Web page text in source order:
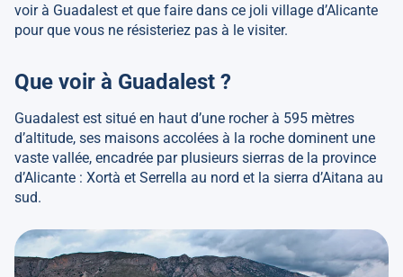
voir à Guadalest et que faire dans ce joli village d’Alicante
pour que vous ne résisteriez pas à le visiter.
Que voir à Guadalest ?
Guadalest est situé en haut d’une rocher à 595 mètres
d’altitude, ses maisons accolées à la roche dominent une
vaste vallée, encadrée par plusieurs sierras de la province
d’Alicante : Xortà et Serrella au nord et la sierra d’Aitana au
sud.